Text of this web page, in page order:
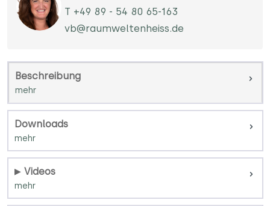
T +49 89 - 54 80 65-163
vb@raumweltenheiss.de
Beschreibung
Downloads
Videos